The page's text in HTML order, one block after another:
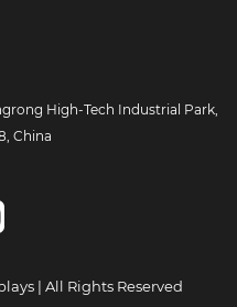
High-Tech Industrial Park,
China
| All Rights Reserved